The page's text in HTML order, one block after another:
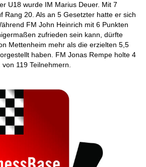
U18 wurde IM Marius Deuer. Mit 7
Rang 20. Als an 5 Gesetzter hatte er sich
FM John Heinrich mit 6 Punkten
zufrieden sein kann, dürfte
Mettenheim mehr als die erzielten 5,5
haben. FM Jonas Rempe holte 4
119 Teilnehmern.